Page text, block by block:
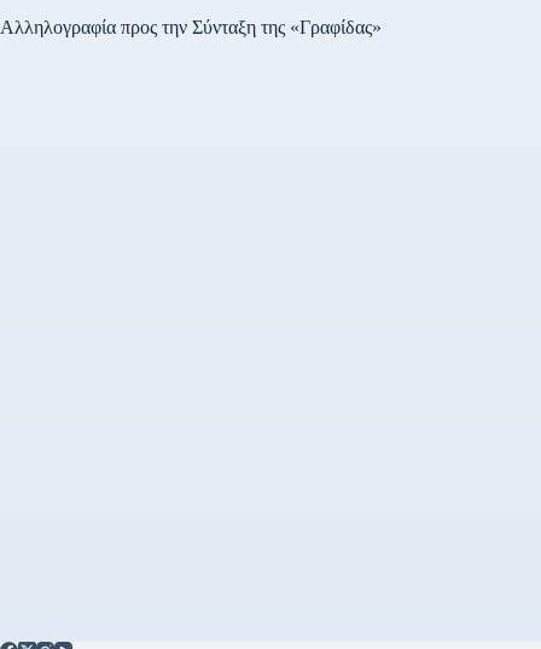
του Υπουργείου Αγροτικής
Αλληλογραφία προς την Σύνταξη της «Γραφίδας»